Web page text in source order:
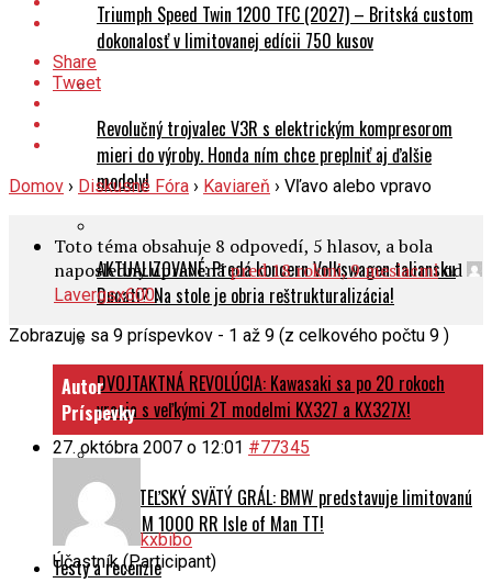
Triumph Speed Twin 1200 TFC (2027) – Britská custom
dokonalosť v limitovanej edícii 750 kusov
Revolučný trojvalec V3R s elektrickým kompresorom
mieri do výroby. Honda ním chce preplniť aj ďalšie
modely!
AKTUALIZOVANÉ: Predá koncern Volkswagen taliansku
Ducati? Na stole je obria reštrukturalizácia!
DVOJTAKTNÁ REVOLÚCIA: Kawasaki sa po 20 rokoch
vracia s veľkými 2T modelmi KX327 a KX327X!
ZBERATEĽSKÝ SVÄTÝ GRÁL: BMW predstavuje limitovanú
edíciu M 1000 RR Isle of Man TT!
Testy a recenzie
Share
Tweet
Domov › Diskusné Fóra › Kaviareň › Vľavo alebo vpravo
Toto téma obsahuje 8 odpovedí, 5 hlasov, a bola
naposledny upravenápred 18 rokmi, 9 mesiacmiod
Lavergsx600.
Zobrazuje sa 9 príspevkov - 1 až 9 (z celkového počtu 9 )
Autor
Príspevky
27. októbra 2007 o 12:01 #77345
kxbibo
Účastník (Participant)